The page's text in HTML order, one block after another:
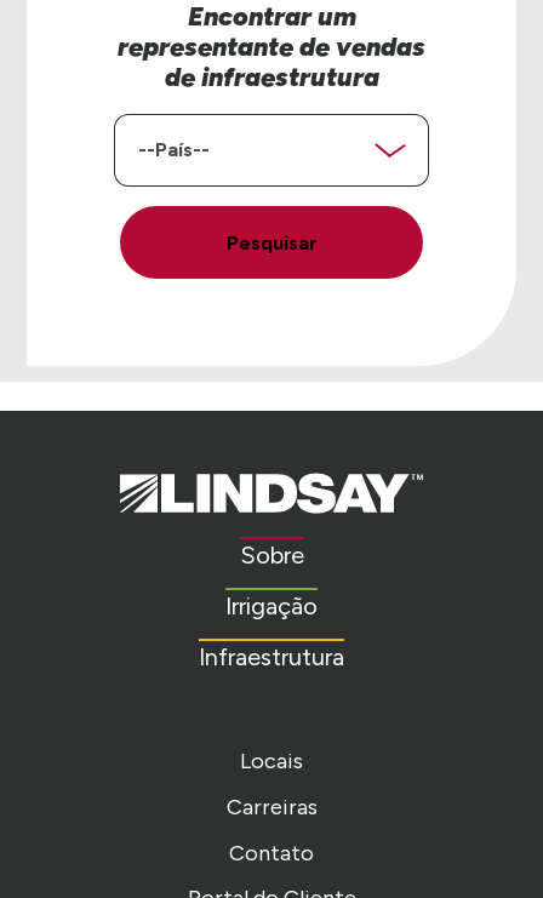
Encontrar um
representante de vendas
de infraestrutura
País
Pesquisar
Lindsay.
Link
Sobre
Irrigação
Infraestrutura
Locais
Carreiras
Contato